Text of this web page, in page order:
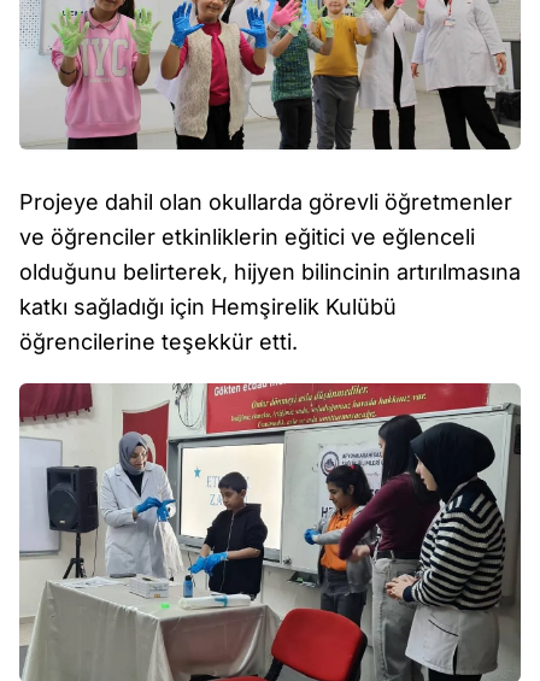
Projeye dahil olan okullarda görevli öğretmenler
ve öğrenciler etkinliklerin eğitici ve eğlenceli
olduğunu belirterek, hijyen bilincinin artırılmasına
katkı sağladığı için Hemşirelik Kulübü
öğrencilerine teşekkür etti.